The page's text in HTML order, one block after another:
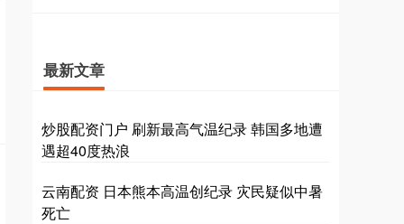
最新文章
炒股配资门户 刷新最高气温纪录 韩国多地遭
遇超40度热浪
云南配资 日本熊本高温创纪录 灾民疑似中暑
死亡